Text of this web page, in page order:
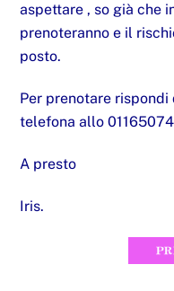
aspettare , so già che
prenoteranno e il
posto.
Per prenotare
telefona allo
A presto
Iris.